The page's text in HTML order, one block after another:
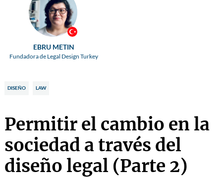
EBRU METIN
Fundadora de Legal Design Turkey
DISEÑO LAW
Permitir el cambio en la
sociedad a través del
diseño legal (Parte 2)